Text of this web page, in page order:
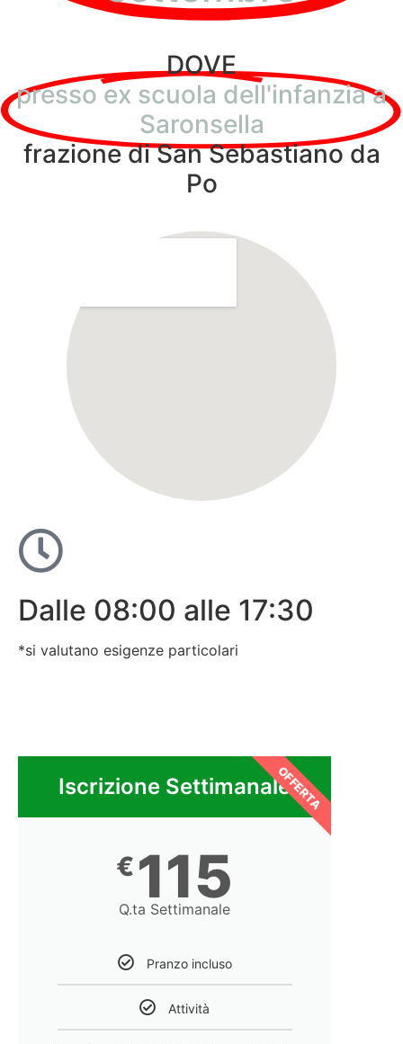
DOVE
presso ex scuola dell'infanzia a
Saronsella
frazione di San Sebastiano da
Po
Dalle 08:00 alle 17:30
*si valutano esigenze particolari
Iscrizione Settimanale
€ 115
Q.ta Settimanale
Pranzo incluso
Attività
OFFERTA